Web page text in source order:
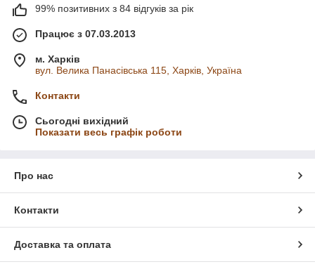
99% позитивних з 84 відгуків за рік
Працює з 07.03.2013
м. Харків
вул. Велика Панасівська 115, Харків, Україна
Контакти
Сьогодні вихідний
Показати весь графік роботи
Про нас
Контакти
Доставка та оплата